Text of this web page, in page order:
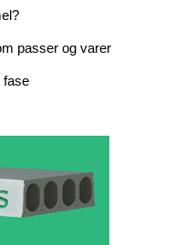
passer og varer
fase